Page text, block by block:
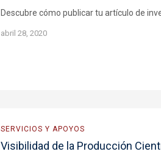
Descubre cómo publicar tu artículo de
abril 28, 2020
SERVICIOS Y APOYOS
Visibilidad de la Producción